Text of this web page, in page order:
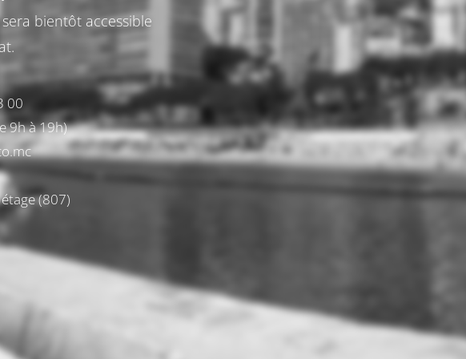
bientôt accessible
00
9h à 19h)
(807)